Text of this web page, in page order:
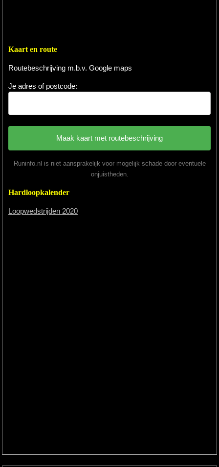
Kaart en route
Routebeschrijving m.b.v. Google maps
Je adres of postcode:
Runinfo.nl is niet aansprakelijk voor mogelijk schade door eventuele
onjuistheden.
Hardloopkalender
Loopwedstrijden 2020